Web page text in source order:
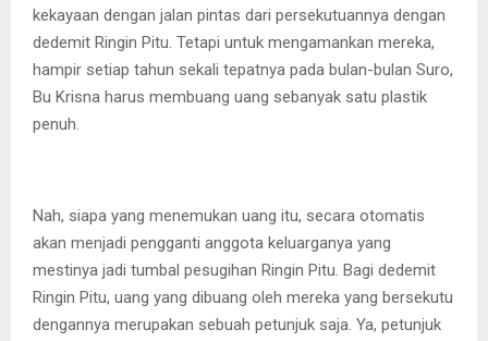
kekayaan dengan jalan pintas dari persekutuannya dengan
dedemit Ringin Pitu. Tetapi untuk mengamankan mereka,
hampir setiap tahun sekali tepatnya pada bulan-bulan Suro,
Bu Krisna harus membuang uang sebanyak satu plastik
penuh.
Nah, siapa yang menemukan uang itu, secara otomatis
akan menjadi pengganti anggota keluarganya yang
mestinya jadi tumbal pesugihan Ringin Pitu. Bagi dedemit
Ringin Pitu, uang yang dibuang oleh mereka yang bersekutu
dengannya merupakan sebuah petunjuk saja. Ya, petunjuk